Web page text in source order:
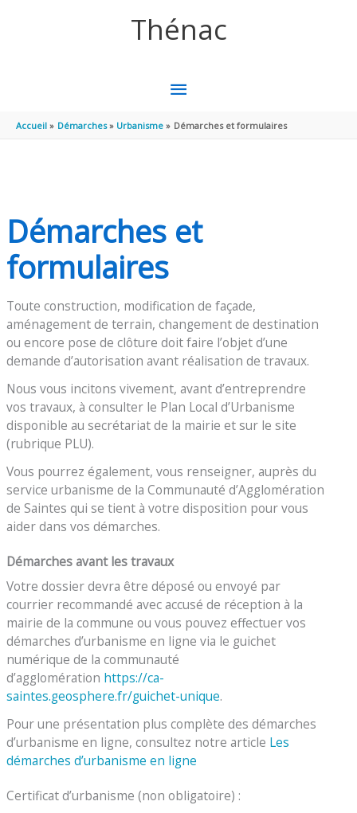
Thénac
MENU
PRINCIPAL
Accueil Démarches Urbanisme Démarches et formulaires
Démarches et
formulaires
Toute construction, modification de façade,
aménagement de terrain, changement de destination
ou encore pose de clôture doit faire l’objet d’une
demande d’autorisation avant réalisation de travaux.
Nous vous incitons vivement, avant d’entreprendre
vos travaux, à consulter le Plan Local d’Urbanisme
disponible au secrétariat de la mairie et sur le site
(rubrique PLU).
Vous pourrez également, vous renseigner, auprès du
service urbanisme de la Communauté d’Agglomération
de Saintes qui se tient à votre disposition pour vous
aider dans vos démarches.
Démarches avant les travaux
Votre dossier devra être déposé ou envoyé par
courrier recommandé avec accusé de réception à la
mairie de la commune ou vous pouvez effectuer vos
démarches d’urbanisme en ligne via le guichet
numérique de la communauté
d’agglomération https://ca-
saintes.geosphere.fr/guichet-unique.
Pour une présentation plus complète des démarches
d’urbanisme en ligne, consultez notre article Les
démarches d’urbanisme en ligne
Certificat d’urbanisme (non obligatoire) :